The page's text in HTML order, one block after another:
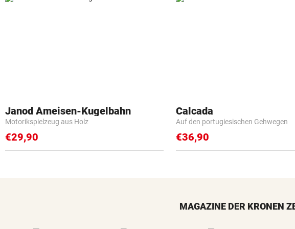
Janod Ameisen-Kugelbahn
Motorikspielzeug aus Holz
€29,90
Calcada
Auf den portugiesischen Gehwegen
€36,90
MAGAZINE DER KRONEN